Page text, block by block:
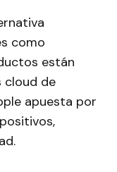
como
están
cloud de
apuesta por